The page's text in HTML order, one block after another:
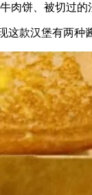
肉饼、被切过的
款汉堡有两种